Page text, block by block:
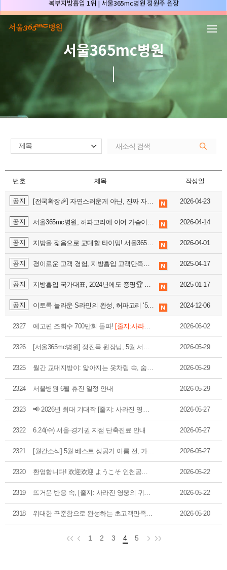
허파고리 1위 | 서울365mc병원 이성훈 부병원장(4개월 연속)
얼굴지방흡입 1위 | 서울365mc병원 서성익 원장(3년 연속)
배파가리 1위 | 서울365mc병원 서성익 원장
🏆대한민국 최대 15층 규모 지방흡입 특화 병원🏆
🏆대한민국 첫번째 '병원급' 지방흡입 병원🏆
🏆지방흡입 고객 만족도 99.9% 최고치 달성🏆
🏆대한민국 최다 지방흡입 케이스 370,884건🏆
🏆서울365mc병원 부위별 최다 지방흡입 집도의 4관왕!! (2026년 7월 기준)
허파고리 1위 | 서울365mc병원 이성훈 부병원장(4개월 연속)
배파가리 1위 | 서울365mc병원 서성익 원장
🏆대한민국 최대 15층 규모 지방흡입 특화 병원🏆
🏆대한민국 첫번째 '병원급' 지방흡입 병원🏆
🏆지방흡입 고객 만족도 99.9% 최고치 달성🏆
서울365mc병원
번호 제목 작성일
공지 [전국확장🎉] 자연스러운게 아닌, 진짜 자연의 내 가슴 < 배파가리
2026-04-23
공지 2026-04-14
공지 지방을 젊음으로 교대할 타이밍! 서울365mc병원 '지방줄기세포센터' 드디어 오픈 2026-04-01
공지 2025-04-17
공지 2025-01-17
공지 이토록 놀라운 S라인의 완성, 허파고리 ‘5천 건’ 돌파 2024-12-06
2327 예고편 조회수 700만회 돌파! [줄지:사라진 영웅의 귀환] 본편 대공개!🎬 2026-06-02
2326 2026-05-29
2325 2026-05-29
2324 서울병원 6월 휴진 일정 안내 2026-05-29
2323 2026-05-27
2322 6.24(수) 서울·경기권 지점 단축진료 안내 2026-05-27
2321 [월간소식] 5월 베스트 성공기 여름 전, 가장 예뻐지기 좋은 5월🧡 2026-05-27
2320 2026-05-22
2319 2026-05-22
2318 2026-05-20
1 2 3 4 5